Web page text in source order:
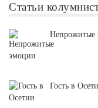
Статьи
Непрожитые
Гость в